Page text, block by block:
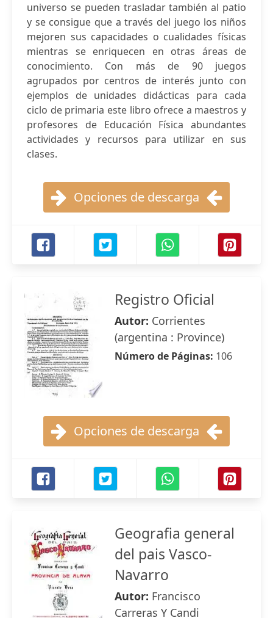
universo se pueden trasladar también al patio
y se consigue que a través del juego los niños
mejoren sus capacidades o cualidades físicas
mientras se enriquecen en otras áreas de
conocimiento. Con más de 90 juegos
agrupados por centros de interés junto con
ejemplos de unidades didácticas para cada
ciclo de primaria este libro ofrece a maestros y
profesores de Educación Física abundantes
actividades y recursos para utilizar en sus
clases.
Opciones de descarga
Registro Oficial
Autor: Corrientes
(argentina : Province)
Número de Páginas: 106
Opciones de descarga
Geografia general
del pais Vasco-
Navarro
Autor: Francisco
Carreras Y Candi